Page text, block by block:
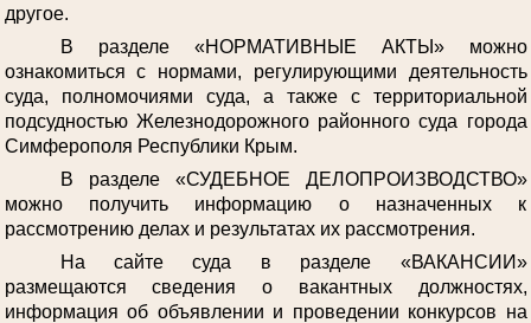
другое.
В разделе «НОРМАТИВНЫЕ АКТЫ» можно
ознакомиться с нормами, регулирующими деятельность
суда, полномочиями суда, а также с территориальной
подсудностью Железнодорожного районного суда города
Симферополя Республики Крым.
В разделе «СУДЕБНОЕ ДЕЛОПРОИЗВОДСТВО»
можно получить информацию о назначенных к
рассмотрению делах и результатах их рассмотрения.
На сайте суда в разделе «ВАКАНСИИ»
размещаются сведения о вакантных должностях,
информация об объявлении и проведении конкурсов на